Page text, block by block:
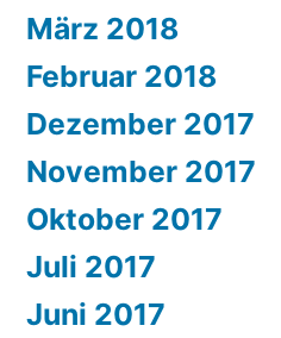
März 2018
Februar 2018
Dezember 2017
November 2017
Oktober 2017
Juli 2017
Juni 2017